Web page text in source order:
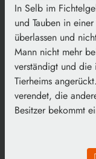
In Selb im
und Tauben in
überlassen und
Mann nicht mehr
verständigt und die
Tierheims
verendet, die
Besitzer bekommt